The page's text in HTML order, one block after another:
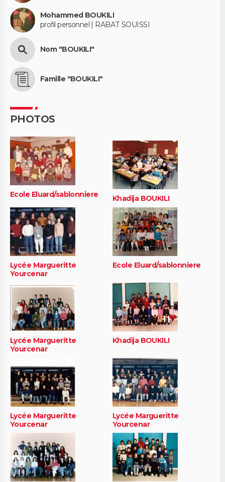
Mohammed BOUKILI
profil personnel | RABAT SOUISSI
Nom "BOUKILI"
Famille "BOUKILI"
PHOTOS
Ecole Eluard/sablonniere Khadija BOUKILI
Lycée Margueritte
Yourcenar
Ecole Eluard/sablonniere
Lycée Margueritte
Yourcenar
Khadija BOUKILI
Lycée Margueritte
Yourcenar
Lycée Margueritte
Yourcenar